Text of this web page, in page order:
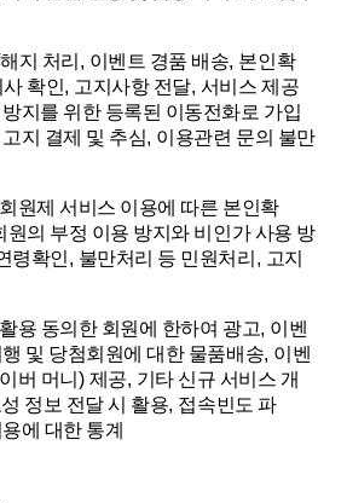
해지 처리 , 이벤트 경품 배송, 본인확
확인, 고지사항 전달, 서비스 제공
지를 위한 등록된 이동전화로 가입
지 결제 및 추심, 이용관련 문의 불만
원제 서비스 이용에 따른 본인확
원의 부정 이용 방지와 비인가 사용 방
령확인, 불만처리 등 민원처리 , 고지
용 동의한 회원에 한하여 광고, 이벤
및 당첨회원에 대한 물품배송, 이벤
버 머니 ) 제공, 기타 신규 서비스 개
정보 전달 시 활용, 접속빈도 파
에 대한 통계